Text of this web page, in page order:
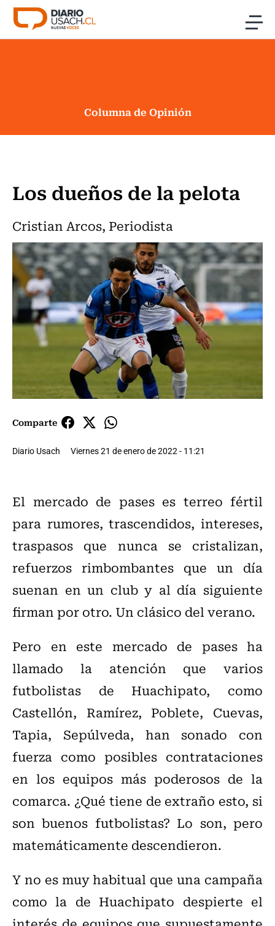
Click acá para ir directamente al contenido
Columna de Opinión
Los dueños de la pelota
Cristian Arcos, Periodista
Comparte
Diario Usach Viernes 21 de enero de 2022 - 11:21
El mercado de pases es terreo fértil
para rumores, trascendidos, intereses,
traspasos que nunca se cristalizan,
refuerzos rimbombantes que un día
suenan en un club y al día siguiente
firman por otro. Un clásico del verano.
Pero en este mercado de pases ha
llamado la atención que varios
futbolistas de Huachipato, como
Castellón, Ramírez, Poblete, Cuevas,
Tapia, Sepúlveda, han sonado con
fuerza como posibles contrataciones
en los equipos más poderosos de la
comarca. ¿Qué tiene de extraño esto, si
son buenos futbolistas? Lo son, pero
matemáticamente descendieron.
Y no es muy habitual que una campaña
como la de Huachipato despierte el